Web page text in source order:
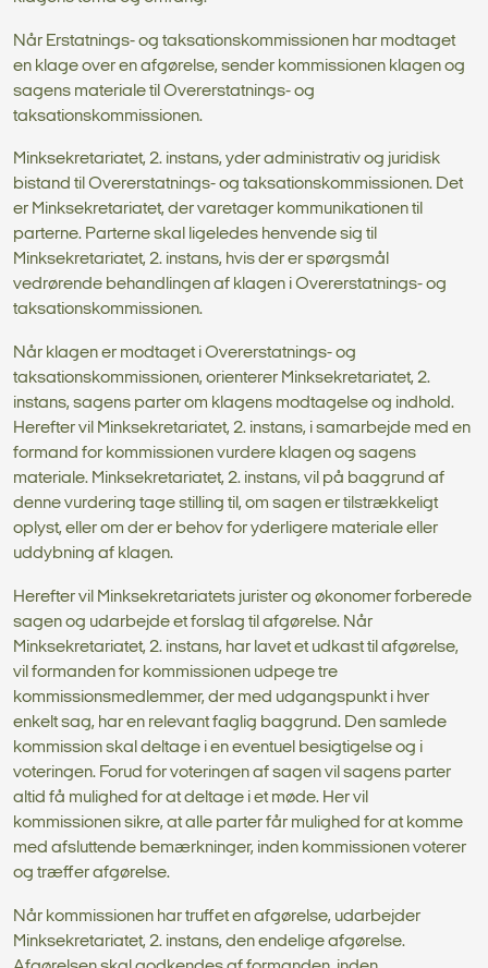
Når Erstatnings- og taksationskommissionen har modtaget
en klage over en afgørelse, sender kommissionen klagen og
sagens materiale til Overerstatnings- og
taksationskommissionen.
Minksekretariatet, 2. instans, yder administrativ og juridisk
bistand til Overerstatnings- og taksationskommissionen. Det
er Minksekretariatet, der varetager kommunikationen til
parterne. Parterne skal ligeledes henvende sig til
Minksekretariatet, 2. instans, hvis der er spørgsmål
vedrørende behandlingen af klagen i Overerstatnings- og
taksationskommissionen.
Når klagen er modtaget i Overerstatnings- og
taksationskommissionen, orienterer Minksekretariatet, 2.
instans, sagens parter om klagens modtagelse og indhold.
Herefter vil Minksekretariatet, 2. instans, i samarbejde med en
formand for kommissionen vurdere klagen og sagens
materiale. Minksekretariatet, 2. instans, vil på baggrund af
denne vurdering tage stilling til, om sagen er tilstrækkeligt
oplyst, eller om der er behov for yderligere materiale eller
uddybning af klagen.
Herefter vil Minksekretariatets jurister og økonomer forberede
sagen og udarbejde et forslag til afgørelse. Når
Minksekretariatet, 2. instans, har lavet et udkast til afgørelse,
vil formanden for kommissionen udpege tre
kommissionsmedlemmer, der med udgangspunkt i hver
enkelt sag, har en relevant faglig baggrund. Den samlede
kommission skal deltage i en eventuel besigtigelse og i
voteringen. Forud for voteringen af sagen vil sagens parter
altid få mulighed for at deltage i et møde. Her vil
kommissionen sikre, at alle parter får mulighed for at komme
med afsluttende bemærkninger, inden kommissionen voterer
og træffer afgørelse.
Når kommissionen har truffet en afgørelse, udarbejder
Minksekretariatet, 2. instans, den endelige afgørelse.